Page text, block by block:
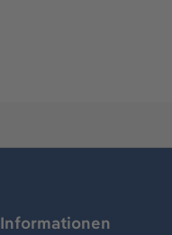
Informationen